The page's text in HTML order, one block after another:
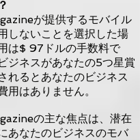
が提供するモバイル
しないことを選択した場
は$ 97ドルの手数料で
ジネスがあなたの5つ星賞
れるとあなたのビジネス
用はありません。
の主な焦点は、潜在
あなたのビジネスのモバ